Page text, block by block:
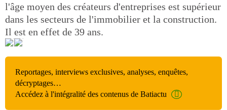
l'âge moyen des créateurs d'entreprises est supérieur
dans les secteurs de l'immobilier et la construction.
Il est en effet de 39 ans.
Reportages, interviews exclusives, analyses, enquêtes,
décryptages…
Accédez à l'intégralité des contenus de Batiactu